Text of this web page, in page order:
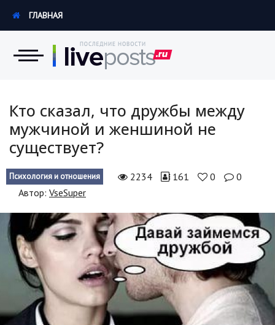
Экономика
Hi-Tech. Интернет
Россия
Наука и техника
Политика
Образование
В мире
ГЛАВНАЯ
Кто сказал, что дружбы между
мужчиной и женшиной не
существует?
Психология и отношения 2234 161 0
0
Автор: VseSuper